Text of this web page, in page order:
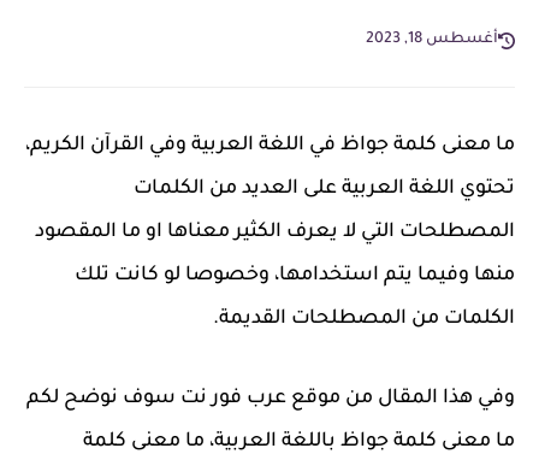
أغسطس 18, 2023
ما معنى كلمة جواظ في اللغة العربية وفي القرآن الكريم،
تحتوي اللغة العربية على العديد من الكلمات
المصطلحات التي لا يعرف الكثير معناها او ما المقصود
منها وفيما يتم استخدامها، وخصوصا لو كانت تلك
الكلمات من المصطلحات القديمة.
وفي هذا المقال من موقع عرب فور نت سوف نوضح لكم
ما معنى كلمة جواظ باللغة العربية، ما معنى كلمة